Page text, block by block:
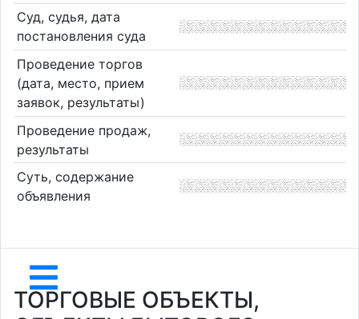
Суд, судья, дата
постановления суда
Проведение торгов
(дата, место, прием
заявок, результаты)
Проведение продаж,
результаты
Суть, содержание
объявления
ТОРГОВЫЕ ОБЪЕКТЫ,